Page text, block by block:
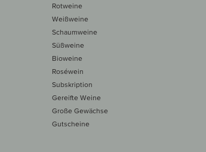
Rotweine
Weißweine
Schaumweine
Süßweine
Bioweine
Roséwein
Subskription
Gereifte Weine
Große Gewächse
Gutscheine